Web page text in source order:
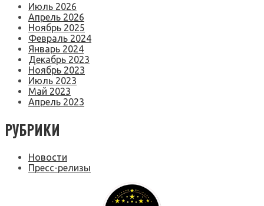
Июль 2026
Апрель 2026
Ноябрь 2025
Февраль 2024
Январь 2024
Декабрь 2023
Ноябрь 2023
Июль 2023
Май 2023
Апрель 2023
РУБРИКИ
Новости
Пресс-релизы